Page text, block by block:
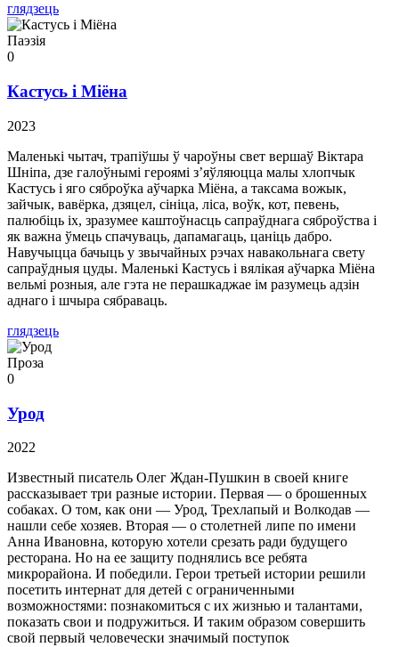
глядзець
Паэзія
0
Кастусь і Міёна
2023
Маленькі чытач, трапіўшы ў чароўны свет вершаў Віктара
Шніпа, дзе галоўнымі героямі з’яўляюцца малы хлопчык
Кастусь і яго сяброўка аўчарка Міёна, а таксама вожык,
зайчык, вавёрка, дзяцел, сініца, ліса, воўк, кот, певень,
палюбіць іх, зразумее каштоўнасць сапраўднага сяброўства і
як важна ўмець спачуваць, дапамагаць, цаніць дабро.
Навучыцца бачыць у звычайных рэчах навакольнага свету
сапраўдныя цуды. Маленькі Кастусь і вялікая аўчарка Міёна
вельмі розныя, але гэта не перашкаджае ім разумець адзін
аднаго і шчыра сябраваць.
глядзець
Проза
0
Урод
2022
Известный писатель Олег Ждан-Пушкин в своей книге
рассказывает три разные истории. Первая — о брошенных
собаках. О том, как они — Урод, Трехлапый и Волкодав —
нашли себе хозяев. Вторая — о столетней липе по имени
Анна Ивановна, которую хотели срезать ради будущего
ресторана. Но на ее защиту поднялись все ребята
микрорайона. И победили. Герои третьей истории решили
посетить интернат для детей с ограниченными
возможностями: познакомиться с их жизнью и талантами,
показать свои и подружиться. И таким образом совершить
свой первый человечески значимый поступок